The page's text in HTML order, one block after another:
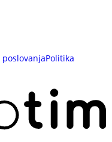
Politika